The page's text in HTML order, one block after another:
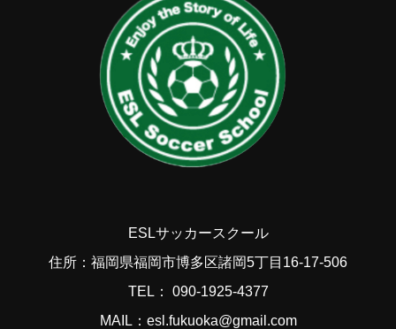
ESLサッカースクール
住所：福岡県福岡市博多区諸岡5丁目16-17-506
TEL： 090-1925-4377
MAIL：esl.fukuoka@gmail.com